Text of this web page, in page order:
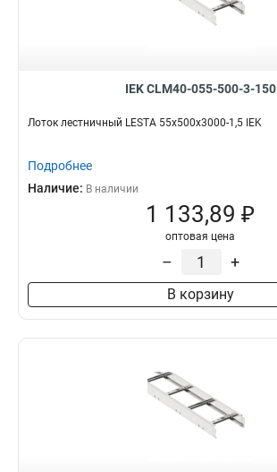
IEK CLM40-055-500-3-150
Лоток лестничный LESTA 55х500х3000-1,5 IEK
Подробнее
Наличие: В наличии
1 133,89 ₽
оптовая цена
– +
В корзину